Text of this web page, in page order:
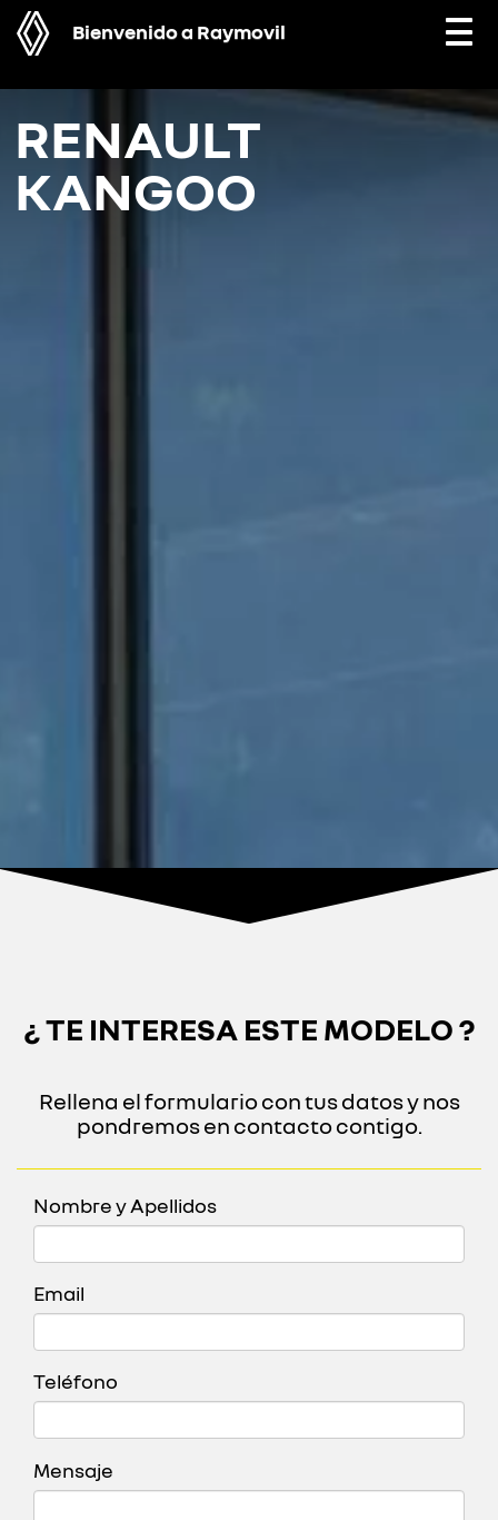
Bienvenido a Raymovil
RENAULT
KANGOO
¿ TE INTERESA ESTE MODELO ?
Rellena el formulario con tus datos y nos
pondremos en contacto contigo.
Nombre y Apellidos
Email
Teléfono
Mensaje